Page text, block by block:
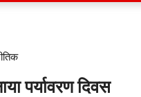
पर्यावरण दिवस